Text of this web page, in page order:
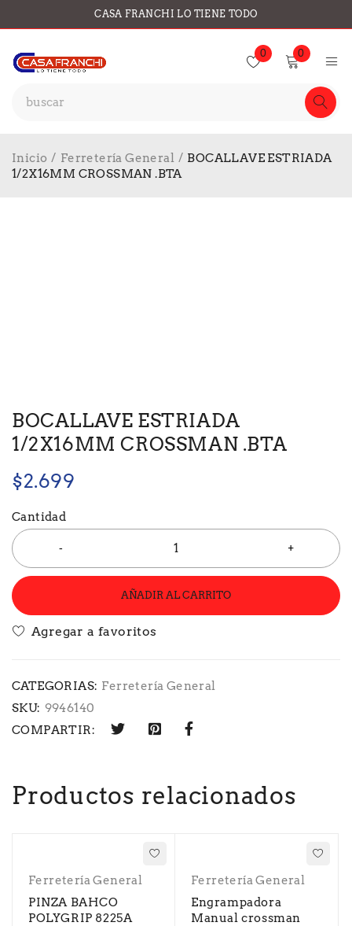
CASA FRANCHI LO TIENE TODO
0 0
Inicio / Ferretería General / BOCALLAVE ESTRIADA
1/2X16MM CROSSMAN .BTA
BOCALLAVE ESTRIADA
1/2X16MM CROSSMAN .BTA
$2.699
Cantidad
AÑADIR AL CARRITO
CATEGORIAS: Ferretería General
SKU: 9946140
COMPARTIR:
Productos relacionados
Ferretería General
PINZA BAHCO
POLYGRIP 8225A
Ferretería General
Engrampadora
Manual crossman